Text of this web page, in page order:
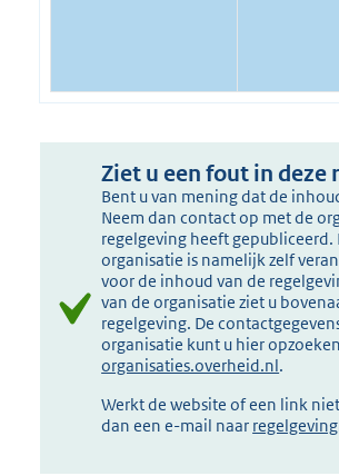
Ziet u een fout in deze
Bent u van mening dat de
Neem dan contact op met de
regelgeving heeft gepubliceerd.
organisatie is namelijk zelf
voor de inhoud van de
van de organisatie ziet u
regelgeving. De
organisatie kunt u hier
organisaties.overheid.nl.
Werkt de website of een link
dan een e-mail naar